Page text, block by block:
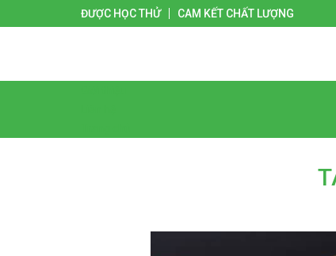
ĐƯỢC HỌC THỬ CAM KẾT CHẤT LƯỢNG